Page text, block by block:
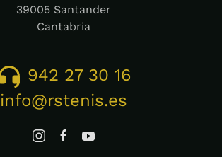
39005 Santander
Cantabria
942 27 30 16
info@rstenis.es